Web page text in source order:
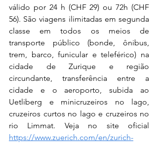
válido por 24 h (CHF 29) ou 72h (CHF
56). São viagens ilimitadas em segunda
classe em todos os meios de
transporte público (bonde, ônibus,
trem, barco, funicular e teleférico) na
cidade de Zurique e região
circundante, transferência entre a
cidade e o aeroporto, subida ao
Uetliberg e minicruzeiros no lago,
cruzeiros curtos no lago e cruzeiros no
https://www.zuerich.com/en/zurich-